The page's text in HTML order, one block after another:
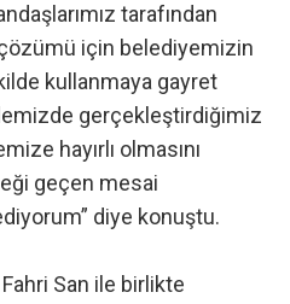
tarafından
için belediyemizin
kullanmaya gayret
gerçekleştirdiğimiz
hayırlı olmasını
geçen mesai
diye konuştu.
San ile birlikte